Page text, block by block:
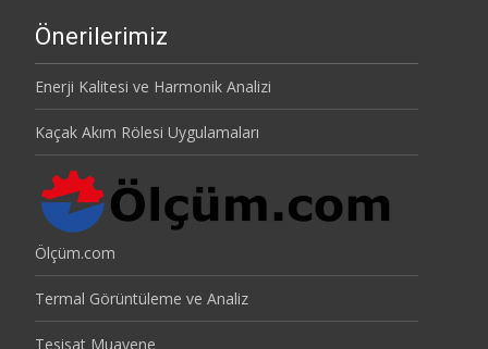
Önerilerimiz
Enerji Kalitesi ve Harmonik Analizi
Kaçak Akım Rölesi Uygulamaları
Ölçüm.com
Termal Görüntüleme ve Analiz
Tesisat Muayene